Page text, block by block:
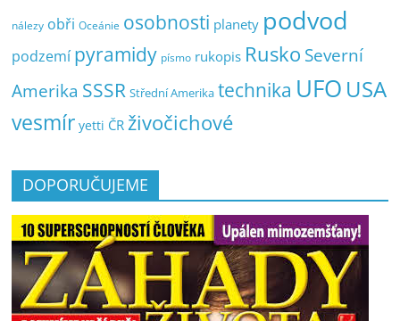
nálezy obři Oceánie osobnosti planety podvod
podzemí pyramidy písmo rukopis Rusko Severní
Amerika SSSR Střední Amerika technika UFO USA
vesmír yetti ČR živočichové
DOPORUČUJEME